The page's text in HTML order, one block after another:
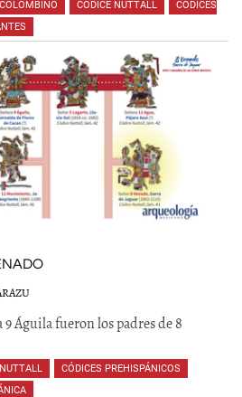
CÓDICE NUTTALL
CÓDICES
9 Águila fueron los padres de 8
CÓDICES PREHISPÁNICOS